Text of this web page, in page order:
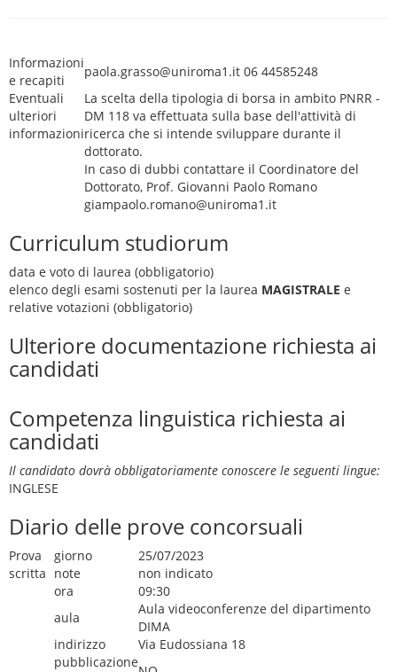
Informazioni
e recapiti
paola.grasso@uniroma1.it 06 44585248
Eventuali
ulteriori
informazioni
La scelta della tipologia di borsa in ambito PNRR -
DM 118 va effettuata sulla base dell'attività di
ricerca che si intende sviluppare durante il
dottorato.
In caso di dubbi contattare il Coordinatore del
Dottorato, Prof. Giovanni Paolo Romano
giampaolo.romano@uniroma1.it
Curriculum studiorum
data e voto di laurea (obbligatorio)
elenco degli esami sostenuti per la laurea MAGISTRALE e
relative votazioni (obbligatorio)
Ulteriore documentazione richiesta ai
candidati
Competenza linguistica richiesta ai
candidati
Il candidato dovrà obbligatoriamente conoscere le seguenti lingue:
INGLESE
Diario delle prove concorsuali
Prova
scritta
giorno
25/07/2023
note
non indicato
ora
09:30
aula
Aula videoconferenze del dipartimento
DIMA
indirizzo
Via Eudossiana 18
pubblicazione